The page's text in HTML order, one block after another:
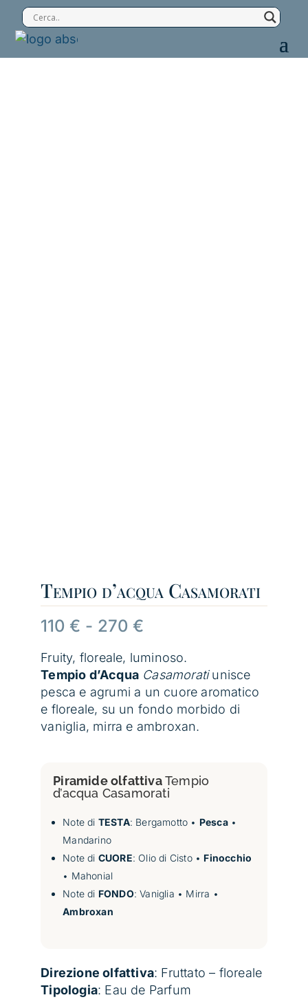
Tempio d’acqua Casamorati
110€ - 270€
prezzo:
da
110 €
a
270 €
Fruity, floreale, luminoso.
Tempio d’Acqua Casamoratiunisce
pesca e agrumi a un cuore aromatico
e floreale, su un fondo morbido di
vaniglia, mirra e ambroxan.
Piramide olfattivaTempio
d’acqua Casamorati
Note di TESTA: Bergamotto • Pesca•
Mandarino
Note di CUORE: Olio di Cisto • Finocchio
• Mahonial
Note di FONDO: Vaniglia • Mirra •
Ambroxan
Direzione olfattiva: Fruttato – floreale
Tipologia: Eau de Parfum